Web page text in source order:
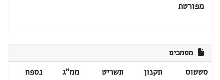
מפורטת
מסמכים
סטטוס תקנון תשריט ממ"ג נספח